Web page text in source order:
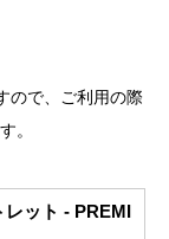
ので、ご利用の際
。
ット - PREMI